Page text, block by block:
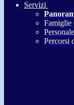
Servizi
Famiglie
Percorsi